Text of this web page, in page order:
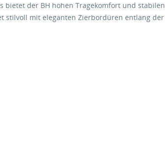
bietet der BH hohen Tragekomfort und stabilen
stilvoll mit eleganten Zierbordüren entlang der